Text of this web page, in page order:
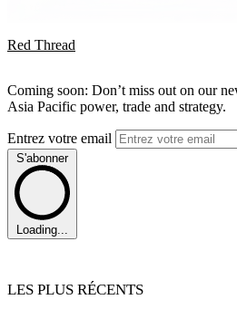
Red Thread
Coming soon: Don’t miss out on our
Asia Pacific power, trade and strategy.
Entrez votre email
S'abonner
Loading...
LES PLUS RÉCENTS